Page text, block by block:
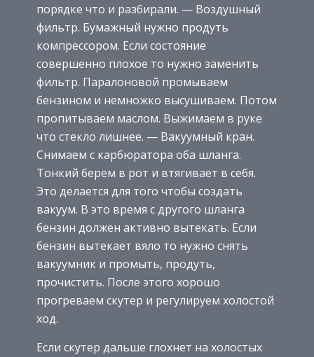
порядке что и разбирали. — Воздушный
фильтр. Бумажный нужно продуть
компрессором. Если состояние
совершенно плохое то нужно заменить
фильтр. Паралоновой промываем
бензином и немножко высушиваем. Потом
пропитываем маслом. Выжимаем в руке
что стекло лишнее. — Вакуумный кран.
Снимаем с карбюратора оба шланга.
Тонкий берем в рот и втягивает в себя.
Это делается для того чтобы создать
вакуум. В это время с другого шланга
бензин должен активно вытекать. Если
бензин вытекает вяло то нужно снять
вакуумник и промыть, продуть,
прочистить. После этого хорошо
прогреваем скутер и регулируем холостой
ход.
Если скутер дальше глохнет на холостых